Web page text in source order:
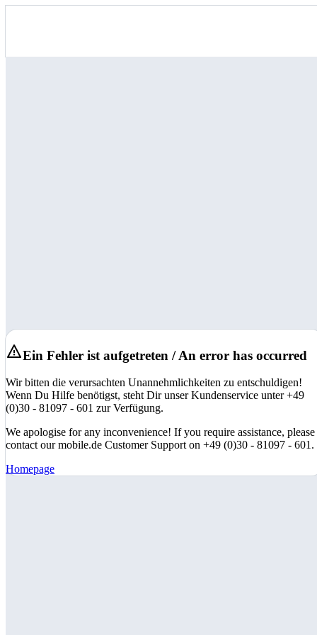
Ein Fehler ist aufgetreten / An error has occurred
Wir bitten die verursachten Unannehmlichkeiten zu entschuldigen!
Wenn Du Hilfe benötigst, steht Dir unser Kundenservice unter +49
(0)30 - 81097 - 601 zur Verfügung.
We apologise for any inconvenience! If you require assistance, please
contact our mobile.de Customer Support on +49 (0)30 - 81097 - 601.
Homepage